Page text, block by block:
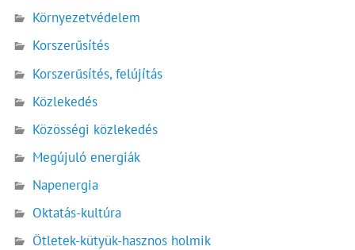
Környezetvédelem
Korszerűsítés
Korszerűsítés, felújítás
Közlekedés
Közösségi közlekedés
Megújuló energiák
Napenergia
Oktatás-kultúra
Ötletek-kütyük-hasznos holmik